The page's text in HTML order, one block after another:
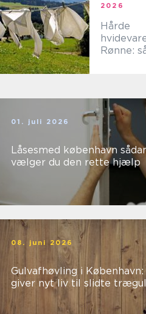
2026
Hårde
Rønne:
01. juli 2026
Låsesmed københavn sådan
vælger du den rette hjælp
08. juni 2026
Gulvafhøvling i København:
giver nyt liv til slidte